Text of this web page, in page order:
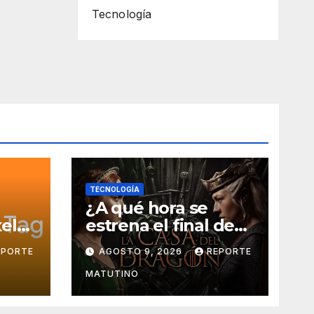
Tecnología
de
TECNOLOGÍA
¿A qué hora se
estrena el final de
‘La Casa del Dragón’
temporada 3 en
HBO Max?
AGOSTO 9, 2026 REPORTE
MATUTINO